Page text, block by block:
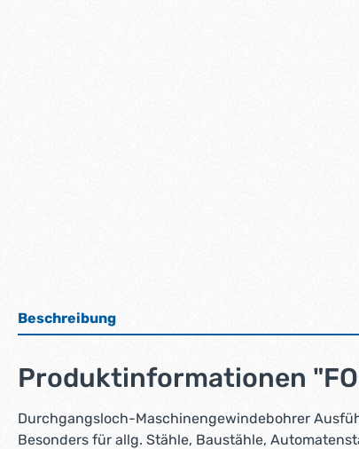
Beschreibung
Produktinformationen
Durchgangsloch-Maschinengewindebohrer
Besonders für allg. Stähle, Baustähle,